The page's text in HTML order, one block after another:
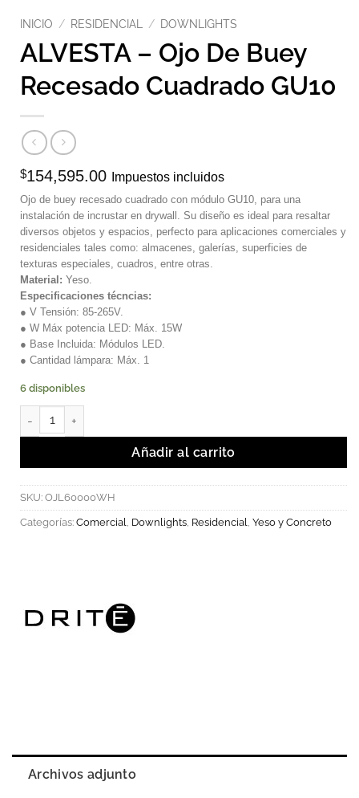
INICIO / RESIDENCIAL / DOWNLIGHTS
ALVESTA – Ojo De Buey
Recesado Cuadrado GU10
$154,595.00 Impuestos incluidos
Ojo de buey recesado cuadrado con módulo GU10, para una
instalación de incrustar en drywall. Su diseño es ideal para resaltar
diversos objetos y espacios, perfecto para aplicaciones comerciales y
residenciales tales como: almacenes, galerías, superficies de
texturas especiales, cuadros, entre otras.
Material: Yeso.
Especificaciones técncias:
● V Tensión: 85-265V.
● W Máx potencia LED: Máx. 15W
● Base Incluida: Módulos LED.
● Cantidad lámpara: Máx. 1
6 disponibles
ALVESTA - Ojo De Buey Recesado Cuadrado GU10 cantidad
Añadir al carrito
SKU: OJL60000WH
Categorías: Comercial Downlights Residencial Yeso y Concreto
Archivos adjunto